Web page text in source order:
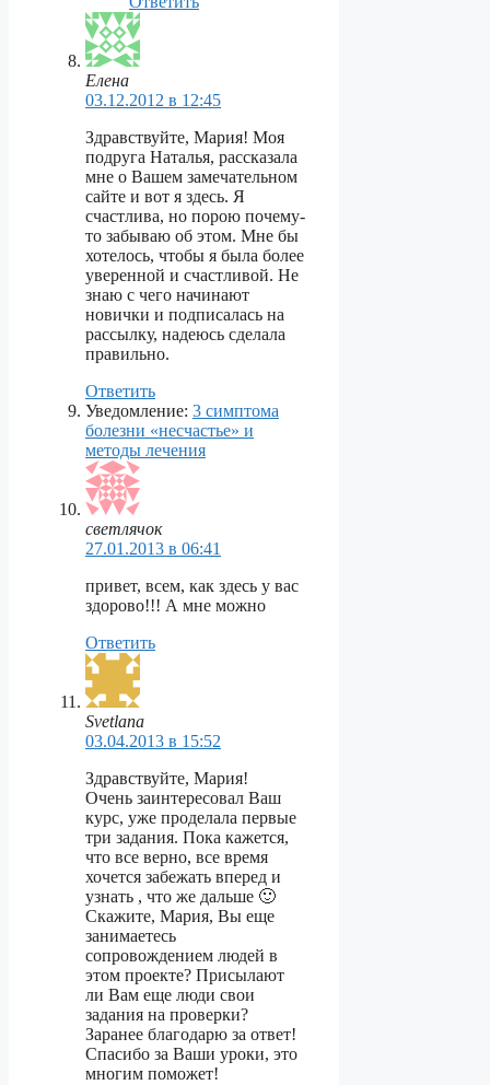
Елена
03.12.2012 в 12:45
Здравствуйте, Мария! Моя
подруга Наталья, рассказала
мне о Вашем замечательном
сайте и вот я здесь. Я
счастлива, но порою почему-
то забываю об этом. Мне бы
хотелось, чтобы я была более
уверенной и счастливой. Не
знаю с чего начинают
новички и подписалась на
рассылку, надеюсь сделала
правильно.
Ответить
Уведомление: 3 симптома
болезни «несчастье» и
методы лечения
светлячок
27.01.2013 в 06:41
привет, всем, как здесь у вас
здорово!!! А мне можно
Ответить
Svetlana
03.04.2013 в 15:52
Здравствуйте, Мария!
Очень заинтересовал Ваш
курс, уже проделала первые
три задания. Пока кажется,
что все верно, все время
хочется забежать вперед и
узнать , что же дальше 🙂
Скажите, Мария, Вы еще
занимаетесь
сопровождением людей в
этом проекте? Присылают
ли Вам еще люди свои
задания на проверки?
Заранее благодарю за ответ!
Спасибо за Ваши уроки, это
многим поможет!